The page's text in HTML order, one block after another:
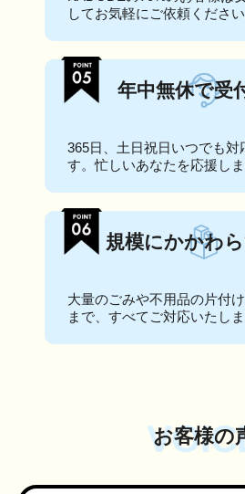
してお気軽にご依頼ください
年中無休で受
365日、土日祝日いつでも対
す。忙しいあなたを応援しま
規模にかかわ
大量のごみや不用品の片付
まで、すべてご対応いたしま
お客様の